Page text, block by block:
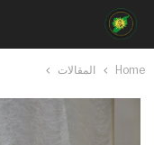
Home المقالات